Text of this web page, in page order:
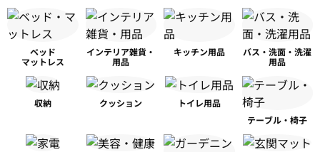
ベッド
マットレス
インテリア雑貨・
用品
キッチン用品
バス・洗面・洗濯
用品
収納 クッション
トイレ用品
テーブル・椅子